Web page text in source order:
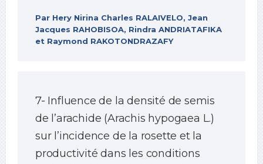
Par Hery Nirina Charles RALAIVELO, Jean
Jacques RAHOBISOA, Rindra ANDRIATAFIKA
et Raymond RAKOTONDRAZAFY
7- Influence de la densité de semis
de l’arachide (Arachis hypogaea L.)
sur l’incidence de la rosette et la
productivité dans les conditions